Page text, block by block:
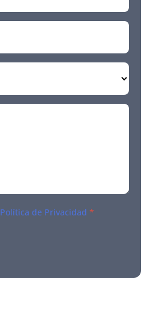
Política de Privacidad *